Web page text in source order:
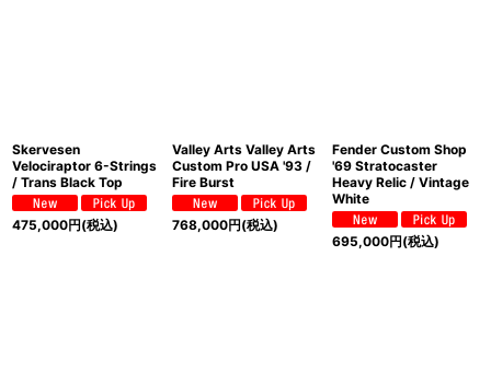
Skervesen
Velociraptor 6-Strings
/ Trans Black Top
475,000円(税込)
Valley Arts Valley Arts
Custom Pro USA '93 /
Fire Burst
768,000円(税込)
Fender Custom Shop
'69 Stratocaster
Heavy Relic / Vintage
White
695,000円(税込)